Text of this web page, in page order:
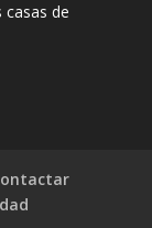
casas de